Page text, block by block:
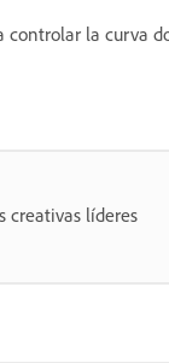
controlar la curva
creativas líderes